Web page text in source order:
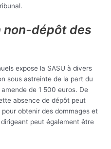
non-dépôt des
expose la SASU à divers
sous astreinte de la part du
de 1 500 euros. De
absence de dépôt peut
obtenir des dommages et
peut également être